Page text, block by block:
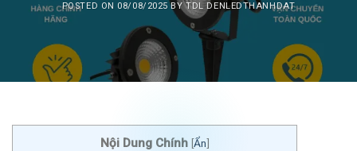
POSTED ON 08/08/2025 BYTDL DENLEDTHANHDAT
Nội Dung Chính [Ẩn]